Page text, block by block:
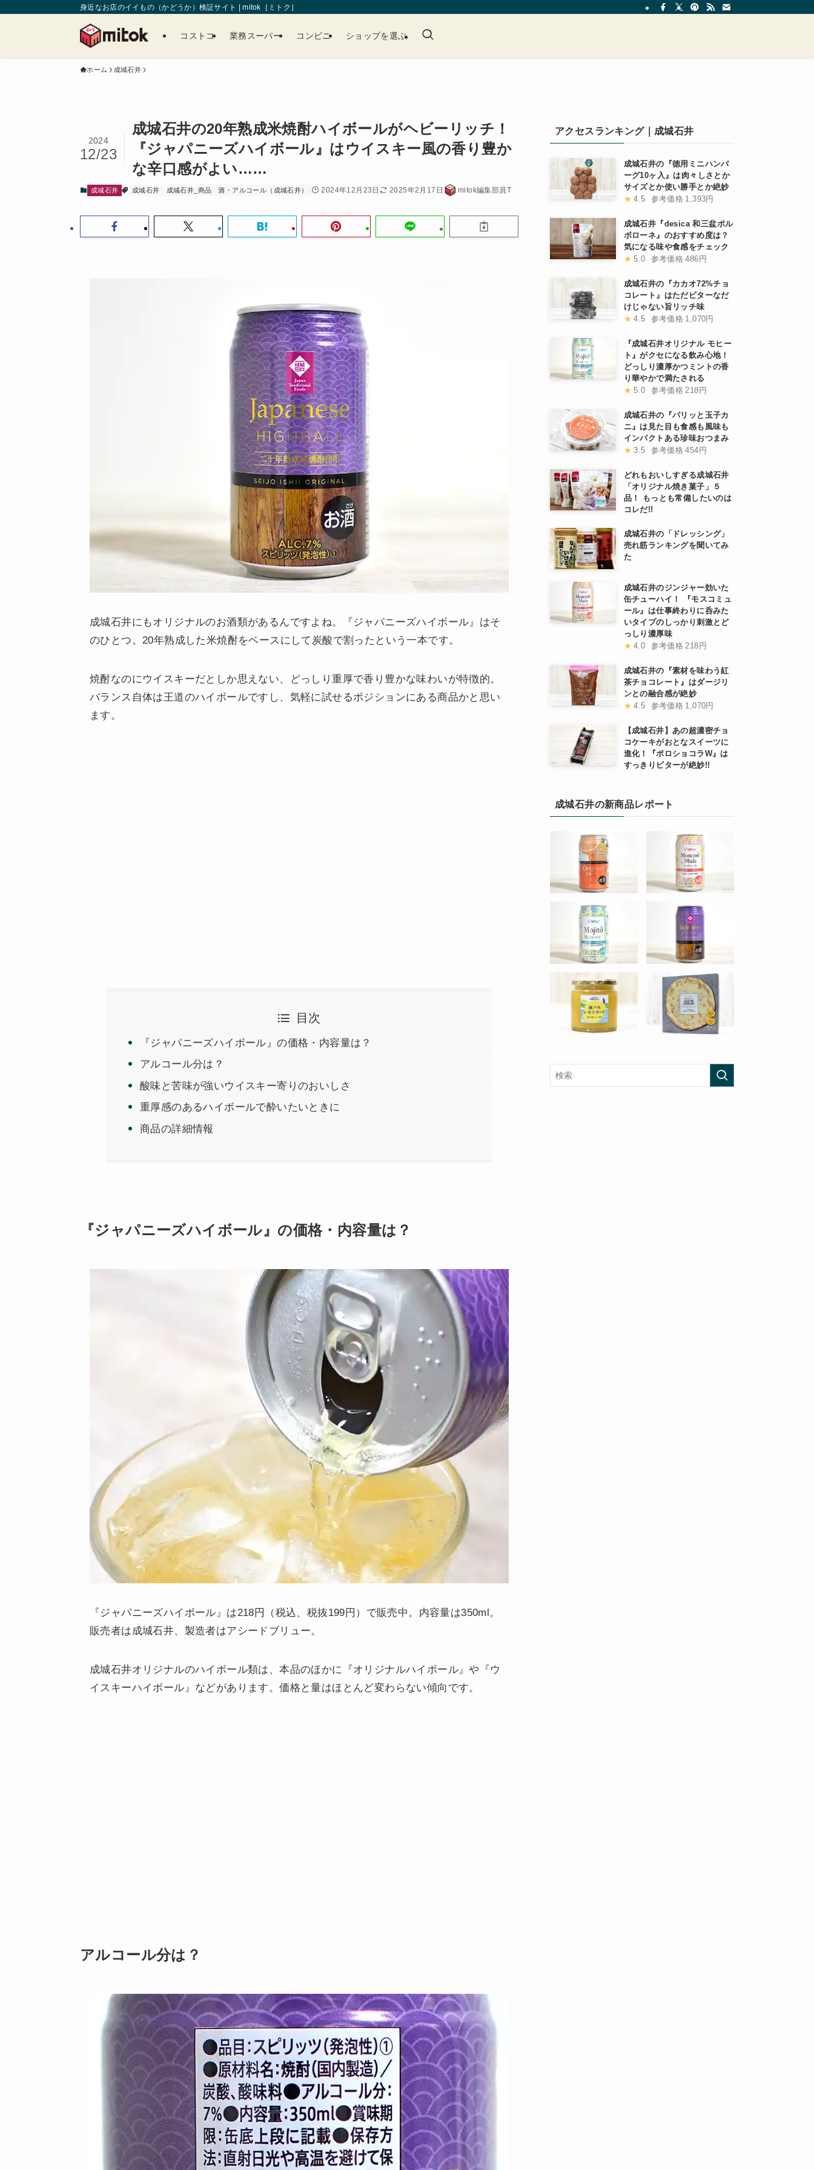
身近なお店のイイもの（かどうか）検証サイト | mitok［ミトク］
コストコ 業務スーパー コンビニ ショップを選ぶ
ホーム 成城石井
成城石井の20年熟成米焼酎ハイボールがヘビーリッチ！
『ジャパニーズハイボール』はウイスキー風の香り豊か
な辛口感がよい……
2024
12/23
成城石井 成城石井 成城石井_商品 酒・アルコール（成城石井） 2024年12月23日 2025年2月17日 mitok編集部員T
成城石井にもオリジナルのお酒類があるんですよね。『ジャパニーズハイボール』はそ
のひとつ。20年熟成した米焼酎をベースにして炭酸で割ったという一本です。
焼酎なのにウイスキーだとしか思えない、どっしり重厚で香り豊かな味わいが特徴的。
バランス自体は王道のハイボールですし、気軽に試せるポジションにある商品かと思い
ます。
目次
『ジャパニーズハイボール』の価格・内容量は？
アルコール分は？
酸味と苦味が強いウイスキー寄りのおいしさ
重厚感のあるハイボールで酔いたいときに
商品の詳細情報
『ジャパニーズハイボール』の価格・内容量は？
『ジャパニーズハイボール』は218円（税込、税抜199円）で販売中。内容量は350ml。
販売者は成城石井、製造者はアシードブリュー。
成城石井オリジナルのハイボール類は、本品のほかに『オリジナルハイボール』や『ウ
イスキーハイボール』などがあります。価格と量はほとんど変わらない傾向です。
アルコール分は？
アクセスランキング｜成城石井
成城石井の『徳用ミニハンバ
ーグ10ヶ入』は肉々しさとか
サイズとか使い勝手とか絶妙
★ 4.5 参考価格 1,393円
成城石井『desica 和三盆ポル
ボローネ』のおすすめ度は？
気になる味や食感をチェック
★ 5.0 参考価格 486円
成城石井の『カカオ72%チョ
コレート』はただビターなだ
けじゃない旨リッチ味
★ 4.5 参考価格 1,070円
『成城石井オリジナル モヒー
ト』がクセになる飲み心地！
どっしり濃厚かつミントの香
り華やかで満たされる
★ 5.0 参考価格 218円
成城石井の『パリッと玉子カ
ニ』は見た目も食感も風味も
インパクトある珍味おつまみ
★ 3.5 参考価格 454円
どれもおいしすぎる成城石井
「オリジナル焼き菓子」５
品！ もっとも常備したいのは
コレだ!!
成城石井の「ドレッシング」
売れ筋ランキングを聞いてみ
た
成城石井のジンジャー効いた
缶チューハイ！ 『モスコミュ
ール』は仕事終わりに呑みた
いタイプのしっかり刺激とど
っしり濃厚味
★ 4.0 参考価格 218円
成城石井の『素材を味わう紅
茶チョコレート』はダージリ
ンとの融合感が絶妙
★ 4.5 参考価格 1,070円
【成城石井】あの超濃密チョ
コケーキがおとなスイーツに
進化！『ポロショコラW』は
すっきりビターが絶妙!!
成城石井の新商品レポート